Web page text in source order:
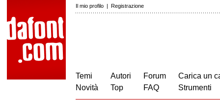
Il mio profilo | Registrazione
Temi
Novità
Autori
Top
Forum
FAQ
Carica un
Strumenti